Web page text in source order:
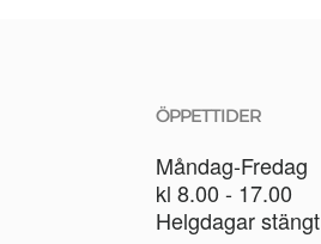
ÖPPETTIDER
Måndag-Fredag
kl 8.00 - 17.00
Helgdagar stängt